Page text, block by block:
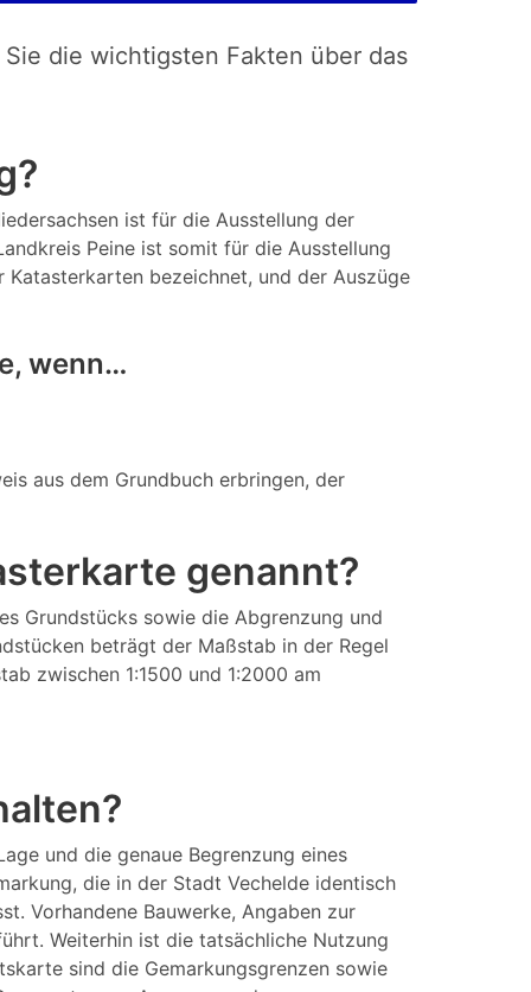
die wichtigsten Fakten über das
ist für die Ausstellung der
Peine ist somit für die Ausstellung
bezeichnet, und der Auszüge
wenn…
aus dem Grundbuch erbringen, der
genannt?
Grundstücks sowie die Abgrenzung und
beträgt der Maßstab in der Regel
zwischen 1:1500 und 1:2000 am
und die genaue Begrenzung eines
die in der Stadt Vechelde identisch
Vorhandene Bauwerke, Angaben zur
Weiterhin ist die tatsächliche Nutzung
sind die Gemarkungsgrenzen sowie